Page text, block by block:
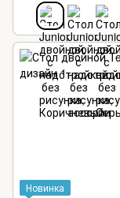
Новинка